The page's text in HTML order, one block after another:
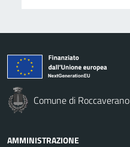
Comune di Roccaverano
AMMINISTRAZIONE